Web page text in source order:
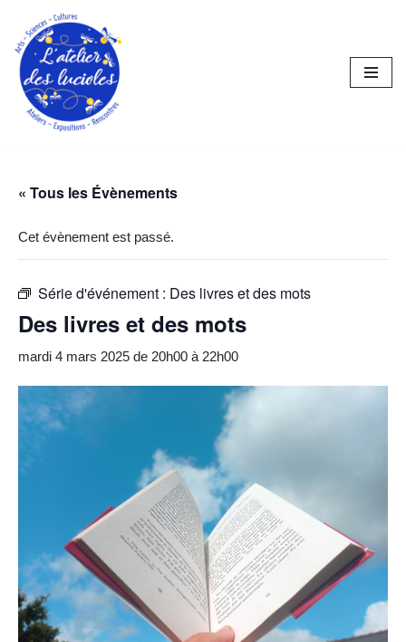
Aller
au
contenu
« Tous les Évènements
Cet évènement est passé.
Série d'événement : Des livres et des mots
Des livres et des mots
mardi 4 mars 2025 de 20h00 à22h00